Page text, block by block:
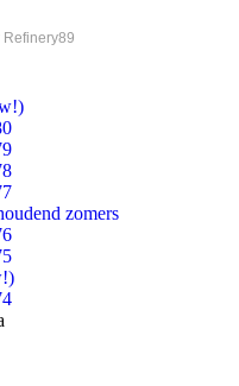
zomers